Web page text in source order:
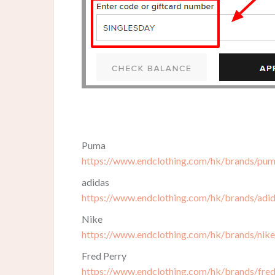
Puma
https://www.endclothing.com/hk/brands/
adidas
https://www.endclothing.com/hk/brands/
Nike
https://www.endclothing.com/hk/brands/nike
Fred Perry
https://www.endclothing.com/hk/brands/